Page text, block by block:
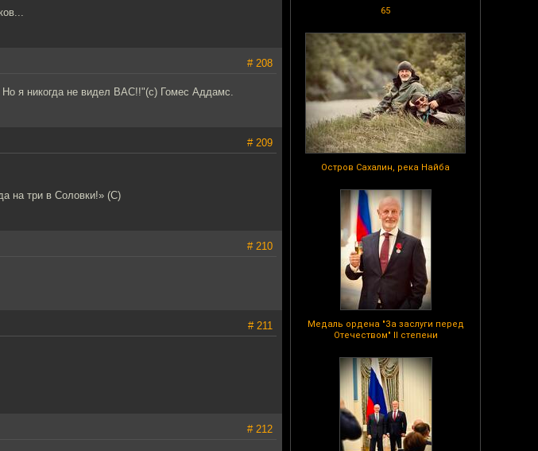
65
Остров Сахалин, река Найба
Медаль ордена "За заслуги перед
Отечеством" II степени
# 208
я никогда не видел ВАС!!"(с) Гомес Аддамс.
# 209
на три в Соловки!» (С)
# 210
# 211
# 212